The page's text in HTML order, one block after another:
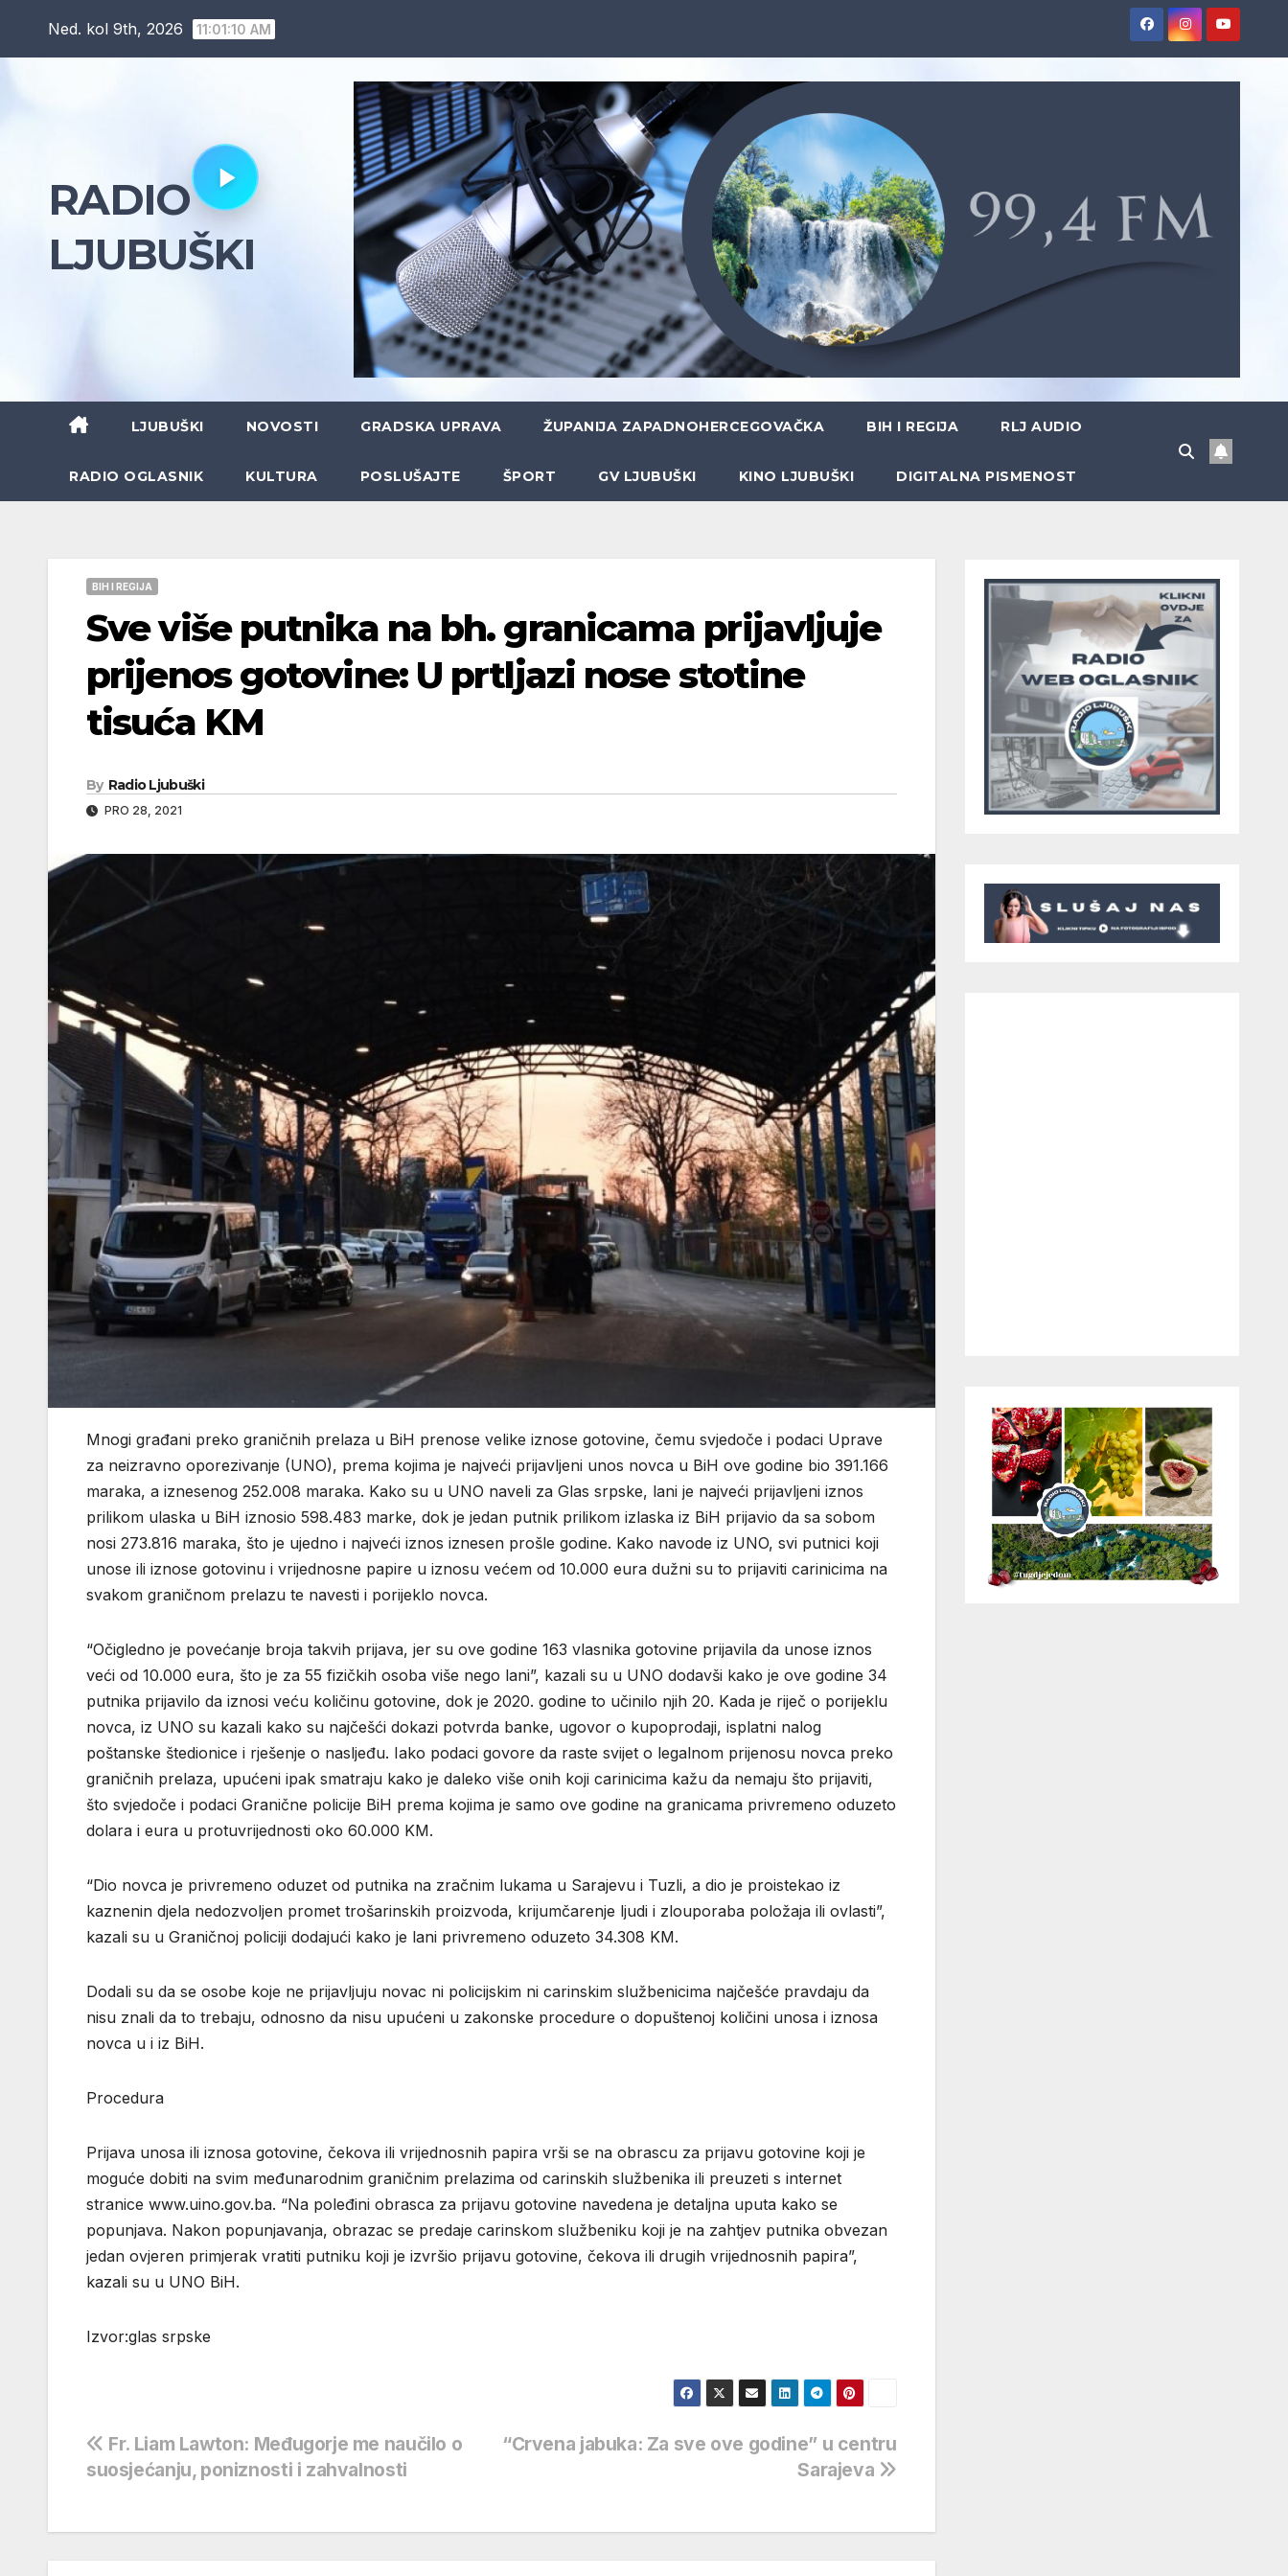
Ned. kol 9th, 2026 11:01:12 AM
RADIO
LJUBUŠKI
LJUBUŠKI NOVOSTI GRADSKA UPRAVA ŽUPANIJA ZAPADNOHERCEGOVAČKA BIH I REGIJA RLJ AUDIO
RADIO OGLASNIK KULTURA POSLUŠAJTE ŠPORT GV LJUBUŠKI KINO LJUBUŠKI DIGITALNA PISMENOST
BIH I REGIJA
Sve više putnika na bh. granicama prijavljuje
prijenos gotovine: U prtljazi nose stotine
tisuća KM
By Radio Ljubuški
PRO 28, 2021
Mnogi građani preko graničnih prelaza u BiH prenose velike iznose gotovine, čemu svjedoče i podaci Uprave
za neizravno oporezivanje (UNO), prema kojima je najveći prijavljeni unos novca u BiH ove godine bio 391.166
maraka, a iznesenog 252.008 maraka. Kako su u UNO naveli za Glas srpske, lani je najveći prijavljeni iznos
prilikom ulaska u BiH iznosio 598.483 marke, dok je jedan putnik prilikom izlaska iz BiH prijavio da sa sobom
nosi 273.816 maraka, što je ujedno i najveći iznos iznesen prošle godine. Kako navode iz UNO, svi putnici koji
unose ili iznose gotovinu i vrijednosne papire u iznosu većem od 10.000 eura dužni su to prijaviti carinicima na
svakom graničnom prelazu te navesti i porijeklo novca.
“Očigledno je povećanje broja takvih prijava, jer su ove godine 163 vlasnika gotovine prijavila da unose iznos
veći od 10.000 eura, što je za 55 fizičkih osoba više nego lani”, kazali su u UNO dodavši kako je ove godine 34
putnika prijavilo da iznosi veću količinu gotovine, dok je 2020. godine to učinilo njih 20. Kada je riječ o porijeklu
novca, iz UNO su kazali kako su najčešći dokazi potvrda banke, ugovor o kupoprodaji, isplatni nalog
poštanske štedionice i rješenje o nasljeđu. Iako podaci govore da raste svijet o legalnom prijenosu novca preko
graničnih prelaza, upućeni ipak smatraju kako je daleko više onih koji carinicima kažu da nemaju što prijaviti,
što svjedoče i podaci Granične policije BiH prema kojima je samo ove godine na granicama privremeno oduzeto
dolara i eura u protuvrijednosti oko 60.000 KM.
“Dio novca je privremeno oduzet od putnika na zračnim lukama u Sarajevu i Tuzli, a dio je proistekao iz
kaznenin djela nedozvoljen promet trošarinskih proizvoda, krijumčarenje ljudi i zlouporaba položaja ili ovlasti”,
kazali su u Graničnoj policiji dodajući kako je lani privremeno oduzeto 34.308 KM.
Dodali su da se osobe koje ne prijavljuju novac ni policijskim ni carinskim službenicima najčešće pravdaju da
nisu znali da to trebaju, odnosno da nisu upućeni u zakonske procedure o dopuštenoj količini unosa i iznosa
novca u i iz BiH.
Procedura
Prijava unosa ili iznosa gotovine, čekova ili vrijednosnih papira vrši se na obrascu za prijavu gotovine koji je
moguće dobiti na svim međunarodnim graničnim prelazima od carinskih službenika ili preuzeti s internet
stranice www.uino.gov.ba. “Na poleđini obrasca za prijavu gotovine navedena je detaljna uputa kako se
popunjava. Nakon popunjavanja, obrazac se predaje carinskom službeniku koji je na zahtjev putnika obvezan
jedan ovjeren primjerak vratiti putniku koji je izvršio prijavu gotovine, čekova ili drugih vrijednosnih papira”,
kazali su u UNO BiH.
Izvor:glas srpske
Navigacija
objava
“Crvena jabuka: Za sve ove godine” u centru
Sarajeva
Fr. Liam Lawton: Međugorje me naučilo o
suosjećanju, poniznosti i zahvalnosti